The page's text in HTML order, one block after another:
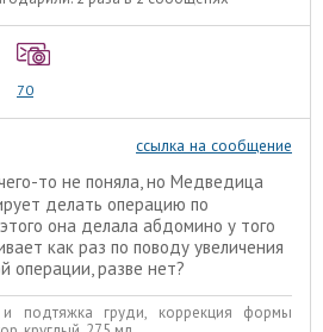
70
ссылка на сообщение
то не поняла, но Медведица
делать операцию по
она делала абдомино у того
как раз по поводу увеличения
операции, разве нет?
подтяжка груди, коррекция формы